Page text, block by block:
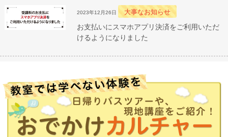
2023年12月26日 大事なお知らせ
お支払いにスマホアプリ決済をご利用いただ
けるようになりました